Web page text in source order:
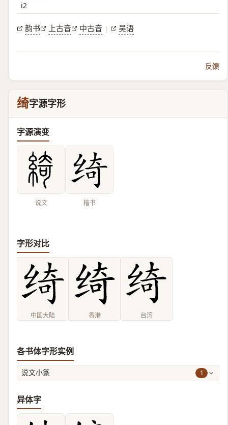
i2
韵书 上古音 中古音 | 吴语
反馈
绮字源字形
字源演变
说文 楷书
字形对比
中国大陆 香港 台湾
各书体字形实例
说文小篆 1
异体字